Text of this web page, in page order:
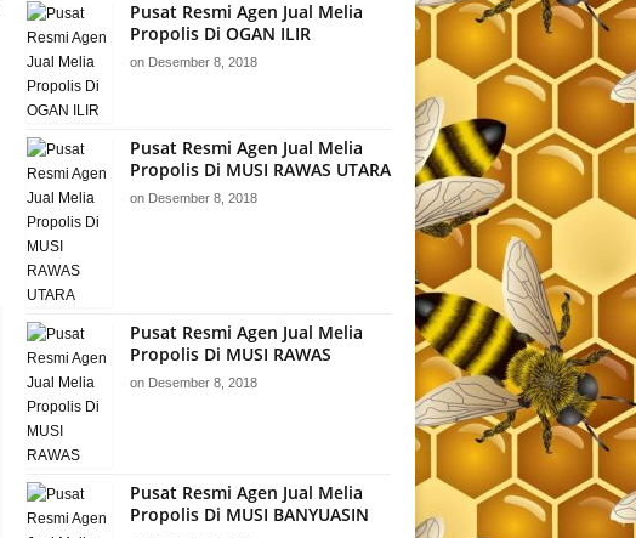
Pusat Resmi Agen Jual Melia
Propolis Di OGAN ILIR
on Desember 8, 2018
Pusat Resmi Agen Jual Melia
Propolis Di MUSI RAWAS UTARA
on Desember 8, 2018
Pusat Resmi Agen Jual Melia
Propolis Di MUSI RAWAS
on Desember 8, 2018
Pusat Resmi Agen Jual Melia
Propolis Di MUSI BANYUASIN